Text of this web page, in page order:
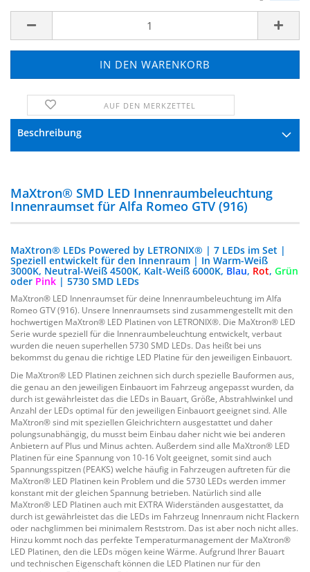
AUF DEN MERKZETTEL
Beschreibung
MaXtron® SMD LED Innenraumbeleuchtung
Innenraumset für Alfa Romeo GTV (916)
MaXtron® LEDs Powered by LETRONIX® | 7 LEDs im Set |
Speziell entwickelt für den Innenraum | In Warm-Weiß
3000K, Neutral-Weiß 4500K, Kalt-Weiß 6000K, Blau, Rot, Grün
oder Pink | 5730 SMD LEDs
MaXtron® LED Innenraumset für deine Innenraumbeleuchtung im Alfa
Romeo GTV (916). Unsere Innenraumsets sind zusammengestellt mit den
hochwertigen MaXtron® LED Platinen von LETRONIX®. Die MaXtron® LED
Serie wurde speziell für die Innenraumbeleuchtung entwickelt, verbaut
wurden die neuen superhellen 5730 SMD LEDs. Das heißt bei uns
bekommst du genau die richtige LED Platine für den jeweiligen Einbauort.
Die MaXtron® LED Platinen zeichnen sich durch spezielle Bauformen aus,
die genau an den jeweiligen Einbauort im Fahrzeug angepasst wurden, da
durch ist gewährleistet das die LEDs in Bauart, Größe, Abstrahlwinkel und
Anzahl der LEDs optimal für den jeweiligen Einbauort geeignet sind. Alle
MaXtron® sind mit speziellen Gleichrichtern ausgestattet und daher
polungsunabhängig, du musst beim Einbau daher nicht wie bei anderen
Anbietern auf Plus und Minus achten. Außerdem sind alle MaXtron® LED
Platinen für eine Spannung von 10-16 Volt geeignet, somit sind auch
Spannungsspitzen (PEAKS) welche häufig in Fahrzeugen auftreten für die
MaXtron® LED Platinen kein Problem und die 5730 LEDs werden immer
konstant mit der gleichen Spannung betrieben. Natürlich sind alle
MaXtron® LED Platinen auch mit EXTRA Widerständen ausgestattet, da
durch ist gewährleistet das die LEDs im Fahrzeug Innenraum nicht Flackern
oder nachglimmen bei minimalem Reststrom. Das ist aber noch nicht alles.
Hinzu kommt noch das perfekte Temperaturmanagement der MaXtron®
LED Platinen, den die LEDs mögen keine Wärme. Aufgrund Ihrer Bauart
und technischen Eigenschaft können die LED Platinen nur für den